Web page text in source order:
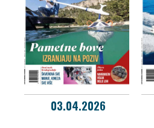
03.04.2026